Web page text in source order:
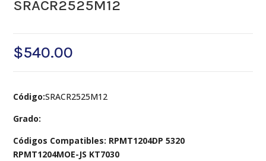
SRACR2525M12
$540.00
Código:SRACR2525M12
Grado:
Códigos Compatibles: RPMT1204DP 5320
RPMT1204MOE-JS KT7030